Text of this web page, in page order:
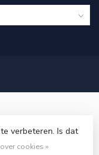
verbeteren. Is dat
cookies »